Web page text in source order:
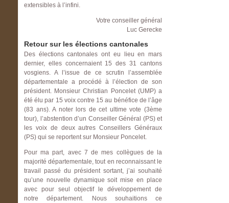
extensibles à l’infini.
Votre conseiller général
Luc Gerecke
Retour sur les élections cantonales
Des élections cantonales ont eu lieu en mars
dernier, elles concernaient 15 des 31 cantons
vosgiens. A l’issue de ce scrutin l’assemblée
départementale a procédé à l’élection de son
président. Monsieur Christian Poncelet (UMP) a
été élu par 15 voix contre 15 au bénéfice de l’âge
(83 ans). A noter lors de cet ultime vote (3ème
tour), l’abstention d’un Conseiller Général (PS) et
les voix de deux autres Conseillers Généraux
(PS) qui se reportent sur Monsieur Poncelet.
Pour ma part, avec 7 de mes collègues de la
majorité départementale, tout en reconnaissant le
travail passé du président sortant, j’ai souhaité
qu’une nouvelle dynamique soit mise en place
avec pour seul objectif le développement de
notre département. Nous souhaitions ce